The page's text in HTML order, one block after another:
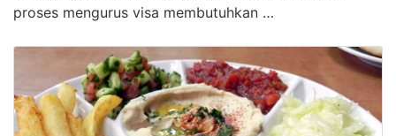
proses mengurus visa membutuhkan …